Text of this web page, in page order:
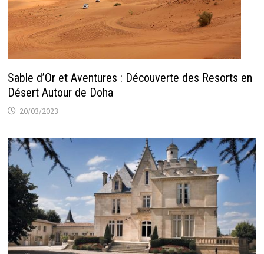
Sable d’Or et Aventures : Découverte des Resorts en
Désert Autour de Doha
20/03/2023